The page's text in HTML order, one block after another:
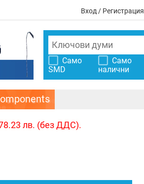
Вход / Регистрация
Само
SMD
Само
налични
лв. (без ДДС).